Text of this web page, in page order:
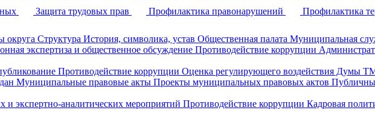
Защита трудовых прав Профилактика правонарушений Профилактика
округа Структура История, символика, устав Общественная палата Муниципальная
экспертиза и общественное обсуждение Противодействие коррупции
Противодействие коррупции Оценка регулирующего воздействия Думы
Муниципальные правовые акты Проекты муниципальных правовых актов
и экспертно-аналитических мероприятий Противодействие коррупции Кадровая